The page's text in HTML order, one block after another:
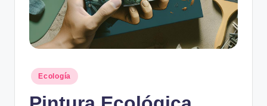
Posted
in
Ecología